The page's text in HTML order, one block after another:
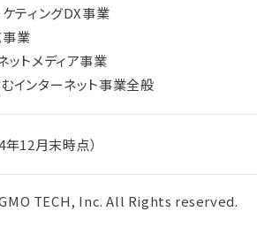
ティングDX事業
業
ットメディア事業
インターネット事業全般
年12月末時点）
TECH, Inc. All Rights reserved.